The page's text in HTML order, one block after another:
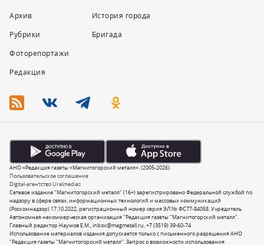
Архив
Рубрики
Фоторепортажи
Редакция
История города
Бригада
Сетевое издание "Магнитогорский металл" (16+) зарегистрировано Федеральной службой по
надзору в сфере связи, информационных технологий и массовых коммуникаций
(Роскомнадзор) 17.10.2022, регистрационный номер серия ЭЛ № ФС77-84058. Учредитель
Автономная некоммерческая организация "Редакция газеты "Магнитогорский металл".
Главный редактор Наумов Е.М.,inbox@magmetall.ru,+7 (3519) 39-60-74
Использование материалов издания допускается только с письменного разрешения АНО
"Редакция газеты "Магнитогорский металл". Запрос о возможности использования
Пользовательское соглашение
Digital-агентство Uralmedias
АНО «Редакция газеты «Магнитогорский металл». (2005-2026).